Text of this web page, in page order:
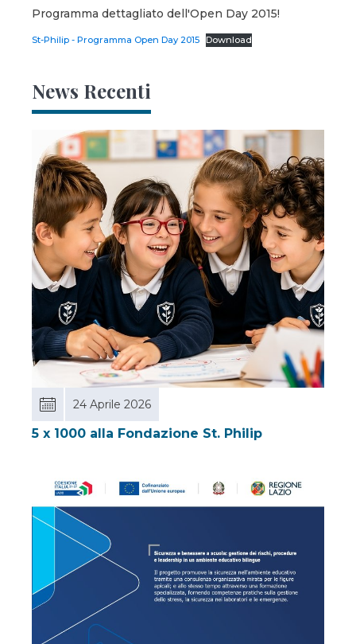
Programma dettagliato dell'Open Day 2015!
St-Philip - Programma Open Day 2015 Download
News Recenti
24 Aprile 2026
5 x 1000 alla Fondazione St. Philip